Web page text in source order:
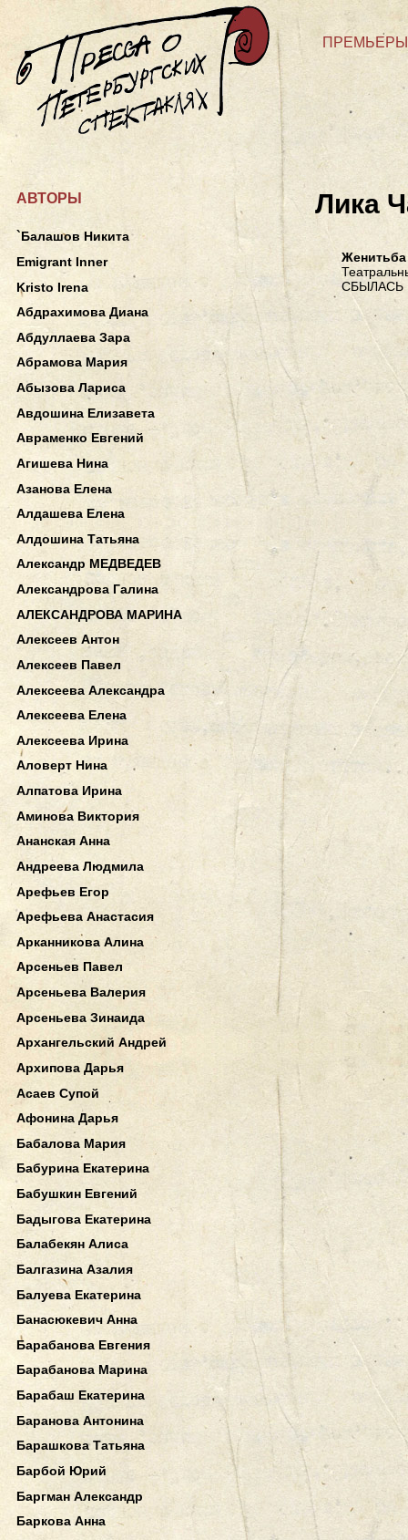
ПРЕМЬЕРЫ
Лика
СБЫЛАСЬ
АВТОРЫ
`Балашов Никита
Emigrant Inner
Kristo Irena
Абдрахимова Диана
Абдуллаева Зара
Абрамова Мария
Абызова Лариса
Авдошина Елизавета
Авраменко Евгений
Агишева Нина
Азанова Елена
Алдашева Елена
Алдошина Татьяна
Александр МЕДВЕДЕВ
Александрова Галина
АЛЕКСАНДРОВА МАРИНА
Алексеев Антон
Алексеев Павел
Алексеева Александра
Алексеева Елена
Алексеева Ирина
Аловерт Нина
Алпатова Ирина
Аминова Виктория
Ананская Анна
Андреева Людмила
Арефьев Егор
Арефьева Анастасия
Арканникова Алина
Арсеньев Павел
Арсеньева Валерия
Арсеньева Зинаида
Архангельский Андрей
Архипова Дарья
Асаев Супой
Афонина Дарья
Бабалова Мария
Бабурина Екатерина
Бабушкин Евгений
Бадыгова Екатерина
Балабекян Алиса
Балгазина Азалия
Балуева Екатерина
Банасюкевич Анна
Барабанова Евгения
Барабанова Марина
Барабаш Екатерина
Баранова Антонина
Барашкова Татьяна
Барбой Юрий
Баргман Александр
Баркова Анна